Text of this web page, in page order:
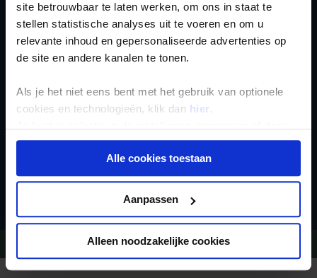
site betrouwbaar te laten werken, om ons in staat te
stellen statistische analyses uit te voeren en om u
relevante inhoud en gepersonaliseerde advertenties op
de site en andere kanalen te tonen.
Als je het niet eens bent met het gebruik van optionele
cookies en technologieën, klik dan hier .
onder aan de pagina op elk gewenst moment voor de
toekomst wijzigen.Alle cookies toestaan
Aanpassen
Alleen noodzakelijke cookies
Ja, ik meld me aan
voor de wekelijkse
Inschrijven
Vragen?Bel 09-234 13 11